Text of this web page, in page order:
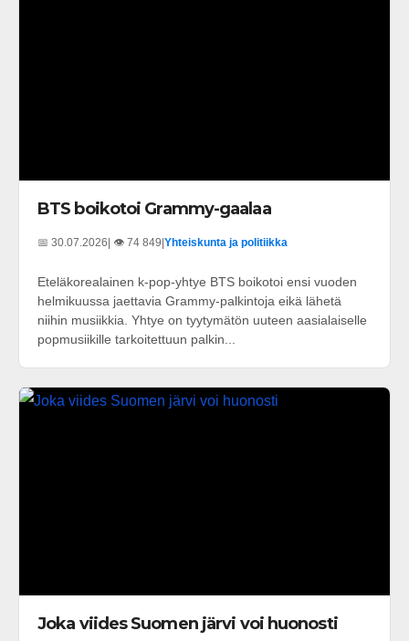
BTS boikotoi Grammy-gaalaa
📅 30.07.2026| 👁️ 74 849|Yhteiskunta ja politiikka
Eteläkorealainen k-pop-yhtye BTS boikotoi ensi vuoden
helmikuussa jaettavia Grammy-palkintoja eikä lähetä
niihin musiikkia. Yhtye on tyytymätön uuteen aasialaiselle
popmusiikille tarkoitettuun palkin...
Joka viides Suomen järvi voi huonosti